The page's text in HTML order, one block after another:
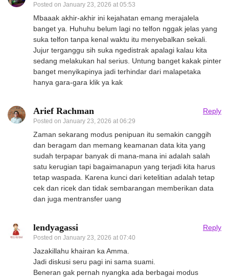
Posted on January 23, 2026 at 05:53
Mbaaak akhir-akhir ini kejahatan emang merajalela
banget ya. Huhuhu belum lagi no telfon nggak jelas yang
suka telfon tanpa kenal waktu itu menyebalkan sekali.
Jujur terganggu sih suka ngedistrak apalagi kalau kita
sedang melakukan hal serius. Untung banget kakak pinter
banget menyikapinya jadi terhindar dari malapetaka
hanya gara-gara klik ya kak
Arief Rachman
Posted on January 23, 2026 at 06:29
Reply
Zaman sekarang modus penipuan itu semakin canggih
dan beragam dan memang keamanan data kita yang
sudah terpapar banyak di mana-mana ini adalah salah
satu kerugian tapi bagaimanapun yang terjadi kita harus
tetap waspada. Karena kunci dari ketelitian adalah tetap
cek dan ricek dan tidak sembarangan memberikan data
dan juga mentransfer uang
lendyagassi
Posted on January 23, 2026 at 07:40
Reply
Jazakillahu khairan ka Amma.
Jadi diskusi seru pagi ini sama suami.
Beneran gak pernah nyangka ada berbagai modus